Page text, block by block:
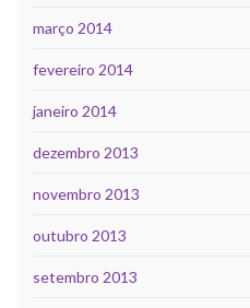
março 2014
fevereiro 2014
janeiro 2014
dezembro 2013
novembro 2013
outubro 2013
setembro 2013